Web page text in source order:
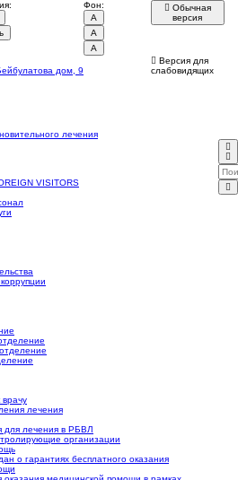
Фон:
A
A
A
Обычная
версия
дом, 9
Версия для
слабовидящих
лечения
VISITORS
врачу
лечения
для лечения в РБВЛ
организации
о гарантиях бесплатного оказания